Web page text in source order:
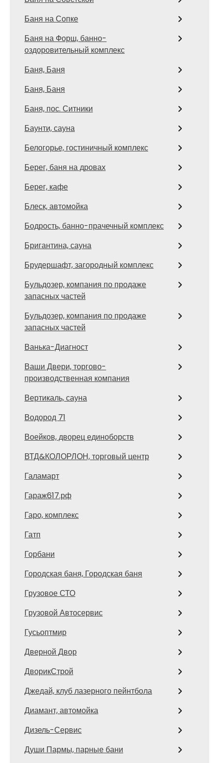
Баня на Сопке
Баня на Форш, банно-
оздоровительный комплекс
Баня, Баня
Баня, Баня
Баня, пос. Ситники
Баунти, сауна
Белогорье, гостиничный комплекс
Берег, баня на дровах
Берег, кафе
Блеск, автомойка
Бодрость, банно-прачечный комплекс
Бригантина, сауна
Брудершафт, загородный комплекс
Бульдозер, компания по продаже
запасных частей
Бульдозер, компания по продаже
запасных частей
Ванька-Диагност
Ваши Двери, торгово-
производственная компания
Вертикаль, сауна
Водород 71
Воейков, дворец единоборств
ВТД&КОЛОРЛОН, торговый центр
Галамарт
Гараж617.рф
Гаро, комплекс
Гатп
Горбани
Городская баня, Городская баня
Грузовое СТО
Грузовой Автосервис
Гусьоптмир
Дверной Двор
ДворикСтрой
Джедай, клуб лазерного пейнтбола
Диамант, автомойка
Дизель-Сервис
Души Пармы, парные бани